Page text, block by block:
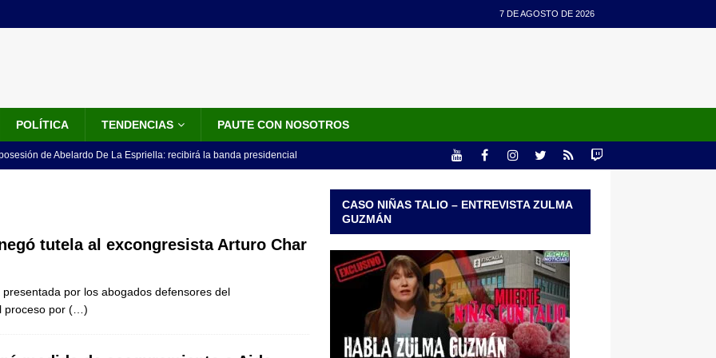
7 DE AGOSTO DE 2026
POLÍTICA TENDENCIAS PAUTE CON NOSOTROS
de Abelardo De La Espriella: recibirá la banda presidencial
no asistirá a la posesión de Abelardo de la Espriella y llama a
LO ÚLTIMO
de un sastre colombiano reconocido en el mundo
tutela al excongresista Arturo Char
por los abogados defensores del
proceso por (…)
CASO NIÑAS TALIO – ENTREVISTA ZULMA
GUZMÁN